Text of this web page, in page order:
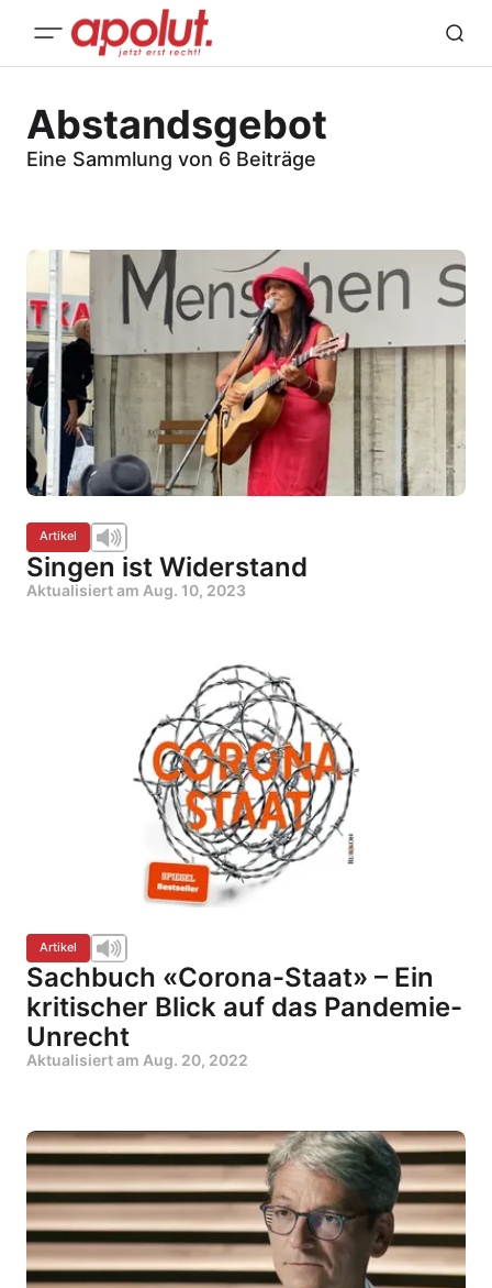
Abstandsgebot
Eine Sammlung von 6 Beiträge
Artikel
Singen ist Widerstand
Aktualisiert am Aug. 10, 2023
Artikel
Sachbuch «Corona-Staat» – Ein
kritischer Blick auf das Pandemie-
Unrecht
Aktualisiert am Aug. 20, 2022